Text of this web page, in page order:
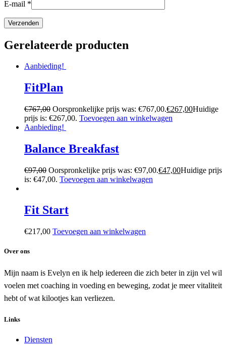
E-mail *
Gerelateerde producten
Aanbieding!
FitPlan
€767,00 Oorspronkelijke prijs was: €767,00.€267,00Huidige
prijs is: €267,00. Toevoegen aan winkelwagen
Aanbieding!
Balance Breakfast
€97,00 Oorspronkelijke prijs was: €97,00.€47,00Huidige prijs
is: €47,00. Toevoegen aan winkelwagen
Fit Start
€217,00 Toevoegen aan winkelwagen
Over ons
Mijn naam is Evelyn en ik help iedereen die zich beter in zijn vel wil
voelen met coaching in voeding en beweging, zodat je meer vitaliteit
hebt of wat kilootjes kan verliezen.
Links
Diensten